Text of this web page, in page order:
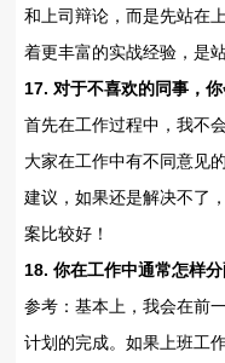
和上司辩论，而是先站在
着更丰富的实战经验，是
17. 对于不喜欢的同事，
首先在工作过程中，我不
大家在工作中有不同意见
建议，如果还是解决不了
案比较好！
18. 你在工作中通常怎样分
参考：基本上，我会在前
计划的完成。如果上班工